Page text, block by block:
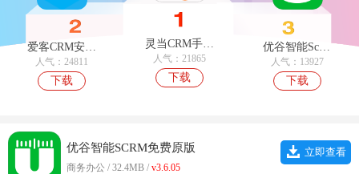
爱客CRM安卓直装版
人气：24811
下载
灵当CRM手机免费版
人气：21865
下载
优谷智能Scrm手机版
人气：13927
下载
优谷智能SCRM免费原版
商务办公 / 32.4MB / v3.6.05
立即查看